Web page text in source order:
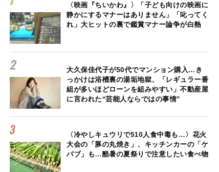
〈映画『ちいかわ』〉「子ども向けの映画に
静かにするマナーはありません」「叱ってく
れ」大ヒットの裏で鑑賞マナー論争が白熱
大久保佳代子が50代でマンション購入…き
っかけは浴槽裏の湯垢地獄、「レギュラー番
組が多いほどローンを組みやすい」不動産屋
に言われた“芸能人ならではの事情”
〈冷やしキュウリで510人食中毒も…〉花火
大会の「豚の丸焼き」、キッチンカーの「ケ
バブ」も…酷暑の夏祭りで注意したい食べ物